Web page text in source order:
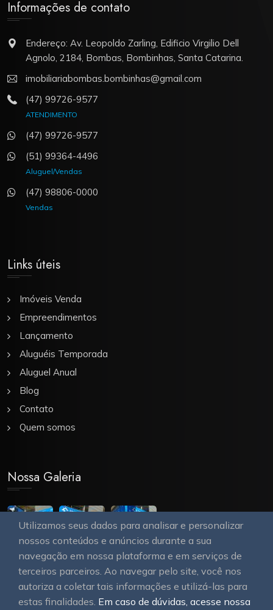
Utilizamos seus dados para analisar e personalizar
nossos conteúdos e anúncios durante a sua
navegação em nossa plataforma e em serviços de
terceiros parceiros. Ao navegar pelo site, você nos
autoriza a coletar tais informações e utilizá-las para
estas finalidades. Em caso de dúvidas, acesse nossa
Informações de contato
Endereço: Av. Leopoldo Zarling, Edificio Virgilio Dell
Agnolo, 2184, Bombas, Bombinhas, Santa Catarina.
imobiliariabombas.bombinhas@gmail.com
(47) 99726-9577
ATENDIMENTO
(47) 99726-9577
(51) 99364-4496
Aluguel/Vendas
(47) 98806-0000
Vendas
Links úteis
Imóveis Venda
Empreendimentos
Lançamento
Aluguéis Temporada
Aluguel Anual
Blog
Contato
Quem somos
Nossa Galeria